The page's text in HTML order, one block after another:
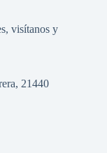
visítanos y
21440